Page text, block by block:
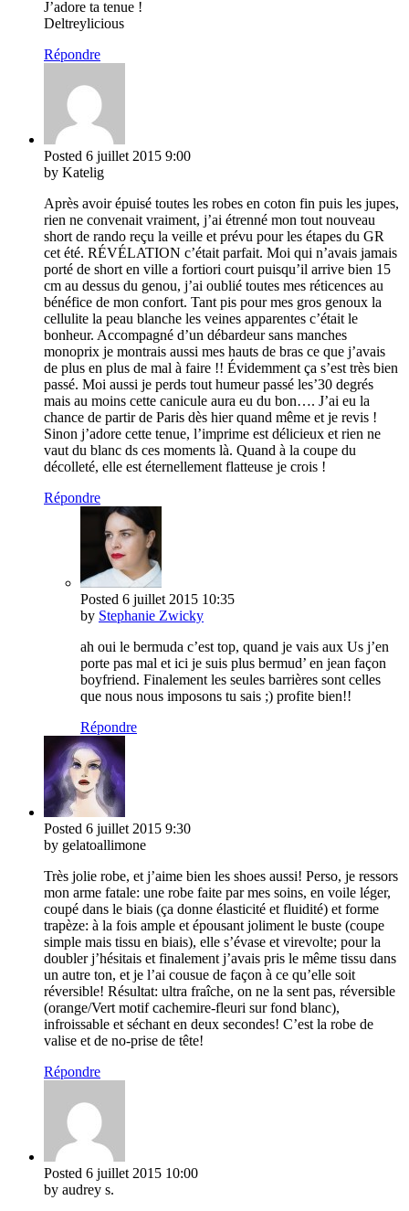
J’adore ta tenue !
Deltreylicious
Répondre
Posted 6 juillet 2015 9:00
by Katelig
Après avoir épuisé toutes les robes en coton fin puis les jupes,
rien ne convenait vraiment, j’ai étrenné mon tout nouveau
short de rando reçu la veille et prévu pour les étapes du GR
cet été. RÉVÉLATION c’était parfait. Moi qui n’avais jamais
porté de short en ville a fortiori court puisqu’il arrive bien 15
cm au dessus du genou, j’ai oublié toutes mes réticences au
bénéfice de mon confort. Tant pis pour mes gros genoux la
cellulite la peau blanche les veines apparentes c’était le
bonheur. Accompagné d’un débardeur sans manches
monoprix je montrais aussi mes hauts de bras ce que j’avais
de plus en plus de mal à faire !! Évidemment ça s’est très bien
passé. Moi aussi je perds tout humeur passé les’30 degrés
mais au moins cette canicule aura eu du bon…. J’ai eu la
chance de partir de Paris dès hier quand même et je revis !
Sinon j’adore cette tenue, l’imprime est délicieux et rien ne
vaut du blanc ds ces moments là. Quand à la coupe du
décolleté, elle est éternellement flatteuse je crois !
Répondre
Posted 6 juillet 2015 10:35
by Stephanie Zwicky
ah oui le bermuda c’est top, quand je vais aux Us j’en
porte pas mal et ici je suis plus bermud’ en jean façon
boyfriend. Finalement les seules barrières sont celles
que nous nous imposons tu sais ;) profite bien!!
Répondre
Posted 6 juillet 2015 9:30
by gelatoallimone
Très jolie robe, et j’aime bien les shoes aussi! Perso, je ressors
mon arme fatale: une robe faite par mes soins, en voile léger,
coupé dans le biais (ça donne élasticité et fluidité) et forme
trapèze: à la fois ample et épousant joliment le buste (coupe
simple mais tissu en biais), elle s’évase et virevolte; pour la
doubler j’hésitais et finalement j’avais pris le même tissu dans
un autre ton, et je l’ai cousue de façon à ce qu’elle soit
réversible! Résultat: ultra fraîche, on ne la sent pas, réversible
(orange/Vert motif cachemire-fleuri sur fond blanc),
infroissable et séchant en deux secondes! C’est la robe de
valise et de no-prise de tête!
Répondre
Posted 6 juillet 2015 10:00
by audrey s.